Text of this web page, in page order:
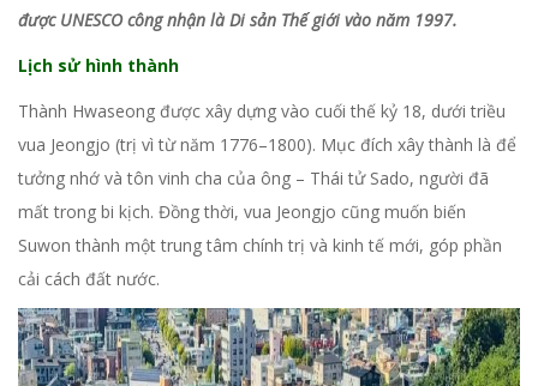
được UNESCO công nhận là Di sản Thế giới vào năm 1997.
Lịch sử hình thành
Thành Hwaseong được xây dựng vào cuối thế kỷ 18, dưới triều
vua Jeongjo (trị vì từ năm 1776–1800). Mục đích xây thành là để
tưởng nhớ và tôn vinh cha của ông – Thái tử Sado, người đã
mất trong bi kịch. Đồng thời, vua Jeongjo cũng muốn biến
Suwon thành một trung tâm chính trị và kinh tế mới, góp phần
cải cách đất nước.